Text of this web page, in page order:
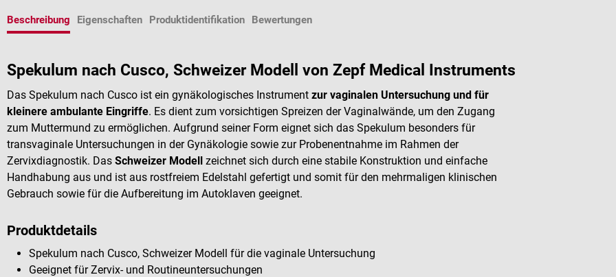
Beschreibung Eigenschaften Produktidentifikation Bewertungen
Spekulum nach Cusco, Schweizer Modell von Zepf Medical Instruments
Das Spekulum nach Cusco ist ein gynäkologisches Instrument zur vaginalen Untersuchung und für
kleinere ambulante Eingriffe. Es dient zum vorsichtigen Spreizen der Vaginalwände, um den Zugang
zum Muttermund zu ermöglichen. Aufgrund seiner Form eignet sich das Spekulum besonders für
transvaginale Untersuchungen in der Gynäkologie sowie zur Probenentnahme im Rahmen der
Zervixdiagnostik. Das Schweizer Modell
zeichnet sich durch eine stabile Konstruktion und einfache
Handhabung aus und ist aus rostfreiem Edelstahl gefertigt und somit für den mehrmaligen klinischen
Gebrauch sowie für die Aufbereitung im Autoklaven geeignet.
Produktdetails
Spekulum nach Cusco, Schweizer Modell für die vaginale Untersuchung
Geeignet für Zervix- und Routineuntersuchungen